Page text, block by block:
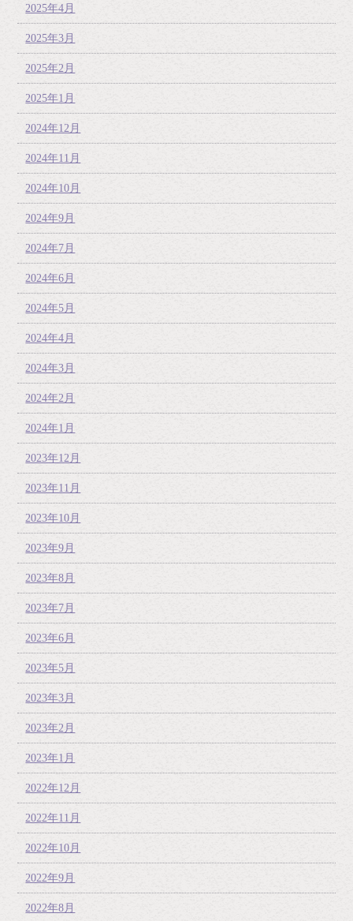
2025年4月
2025年3月
2025年2月
2025年1月
2024年12月
2024年11月
2024年10月
2024年9月
2024年7月
2024年6月
2024年5月
2024年4月
2024年3月
2024年2月
2024年1月
2023年12月
2023年11月
2023年10月
2023年9月
2023年8月
2023年7月
2023年6月
2023年5月
2023年3月
2023年2月
2023年1月
2022年12月
2022年11月
2022年10月
2022年9月
2022年8月